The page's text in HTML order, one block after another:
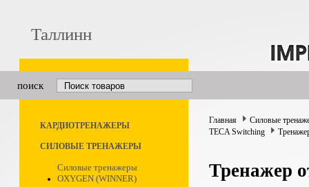
Таллинн
поиск
КАРДИОТРЕНАЖЕРЫ
СИЛОВЫЕ ТРЕНАЖЕРЫ
Силовые тренажеры
OXYGEN (WINNER)
Главная
Силовые
TECA Switching
Тренажер